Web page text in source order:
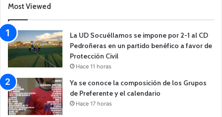
Most Viewed
La UD Socuéllamos se impone por 2-1 al CD
Pedroñeras en un partido benéfico a favor de
Protección Civil
Hace 11 horas
Ya se conoce la composición de los Grupos
de Preferente y el calendario
Hace 17 horas